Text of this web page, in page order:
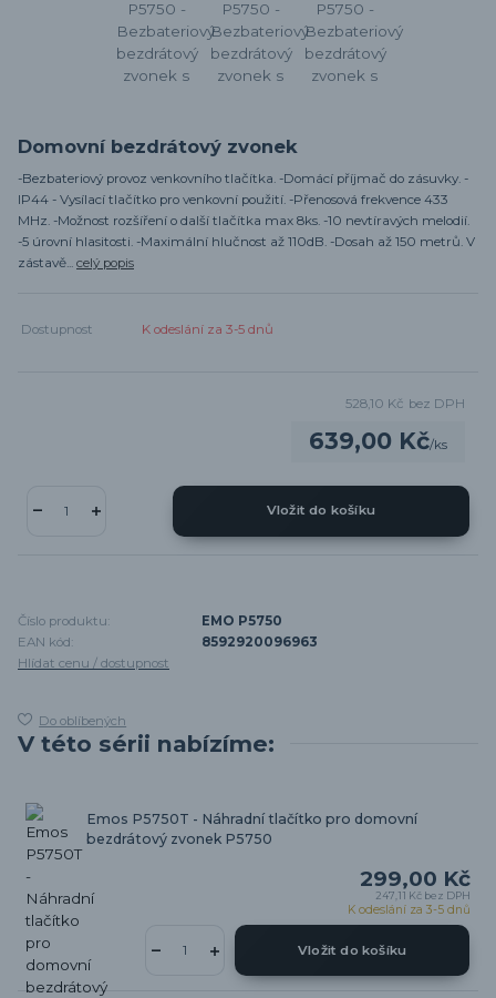
Domovní bezdrátový zvonek
-Bezbateriový provoz venkovního tlačítka. -Domácí příjmač do zásuvky. -
IP44 - Vysílací tlačítko pro venkovní použití. -Přenosová frekvence 433
MHz. -Možnost rozšíření o další tlačítka max 8ks. -10 nevtíravých melodií.
-5 úrovní hlasitosti. -Maximální hlučnost až 110dB. -Dosah až 150 metrů. V
zástavě... celý popis
Dostupnost K odeslání za 3-5 dnů
639,00 Kč/ks
528,10 Kč bez DPH
Vložit do košíku
Číslo produktu:
EMO P5750
EAN kód:
8592920096963
Hlídat cenu / dostupnost
Do oblíbených
V této sérii nabízíme:
Emos P5750T - Náhradní tlačítko pro domovní
bezdrátový zvonek P5750
299,00 Kč
247,11 Kč bez DPH
K odeslání za 3-5 dnů
Vložit do košíku